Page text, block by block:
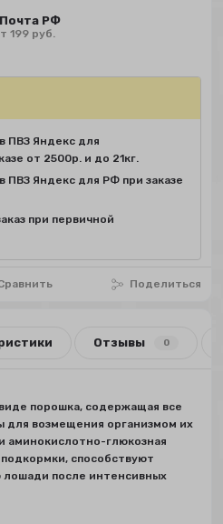
РФ
199 руб.
Поделиться
ПВЗ Яндекс для
от 2500р. и до 21кг.
ПВЗ Яндекс для РФ при заказе
при первичной
Отзывы 0
порошка, содержащая все
возмещения организмом их
аминокислотно-глюкозная
способствуют
после интенсивных